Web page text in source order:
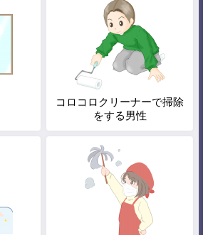
コロコロクリーナーで掃除
をする男性